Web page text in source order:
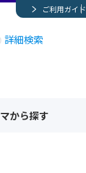
ご利用ガイド
詳細検索
から探す